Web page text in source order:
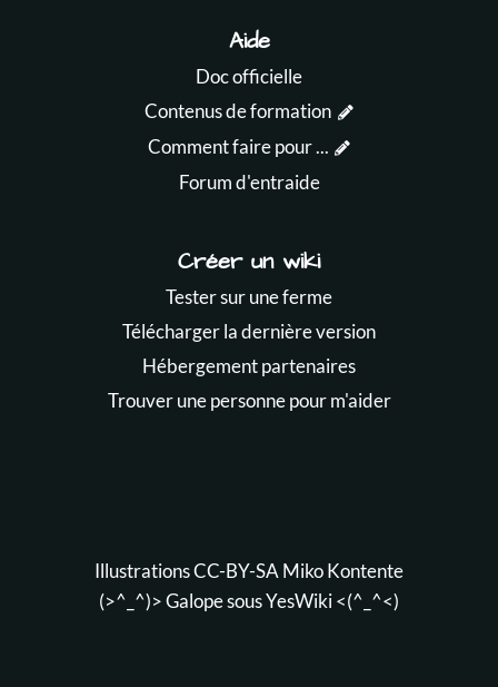
Aide
Doc officielle
Contenus de formation
Comment faire pour ...
Forum d'entraide
Créer un wiki
Tester sur une ferme
Télécharger la dernière version
Hébergement partenaires
Trouver une personne pour m'aider
Illustrations CC-BY-SA Miko Kontente
(>^_^)> Galope sousYesWiki<(^_^<)